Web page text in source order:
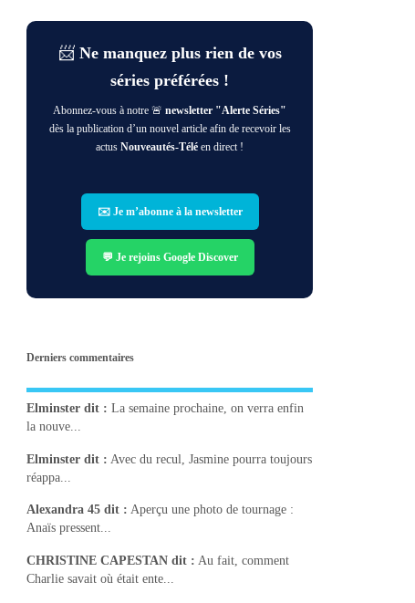
📨 Ne manquez plus rien de vos
séries préférées !
Abonnez-vous à notre 🚨newsletter "Alerte Séries"
dès la publication d’un nouvel article afin de recevoir les
actusNouveautés-Télé en direct !
✉️ Je m’abonne à la newsletter
💬 Je rejoins Google Discover
Derniers commentaires
Elminster dit : La semaine prochaine, on verra enfin
la nouve...
Elminster dit : Avec du recul, Jasmine pourra toujours
réappa...
Alexandra 45 dit : Aperçu une photo de tournage :
Anaïs pressent...
CHRISTINE CAPESTAN dit : Au fait, comment
Charlie savait où était ente...